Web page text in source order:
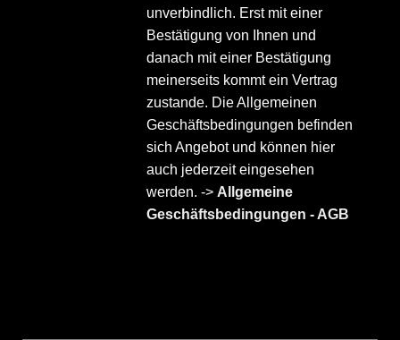
unverbindlich. Erst mit einer
Bestätigung von Ihnen und
danach mit einer Bestätigung
meinerseits kommt ein Vertrag
zustande. Die Allgemeinen
Geschäftsbedingungen befinden
sich Angebot und können hier
auch jederzeit eingesehen
werden. ->Allgemeine
Geschäftsbedingungen - AGB